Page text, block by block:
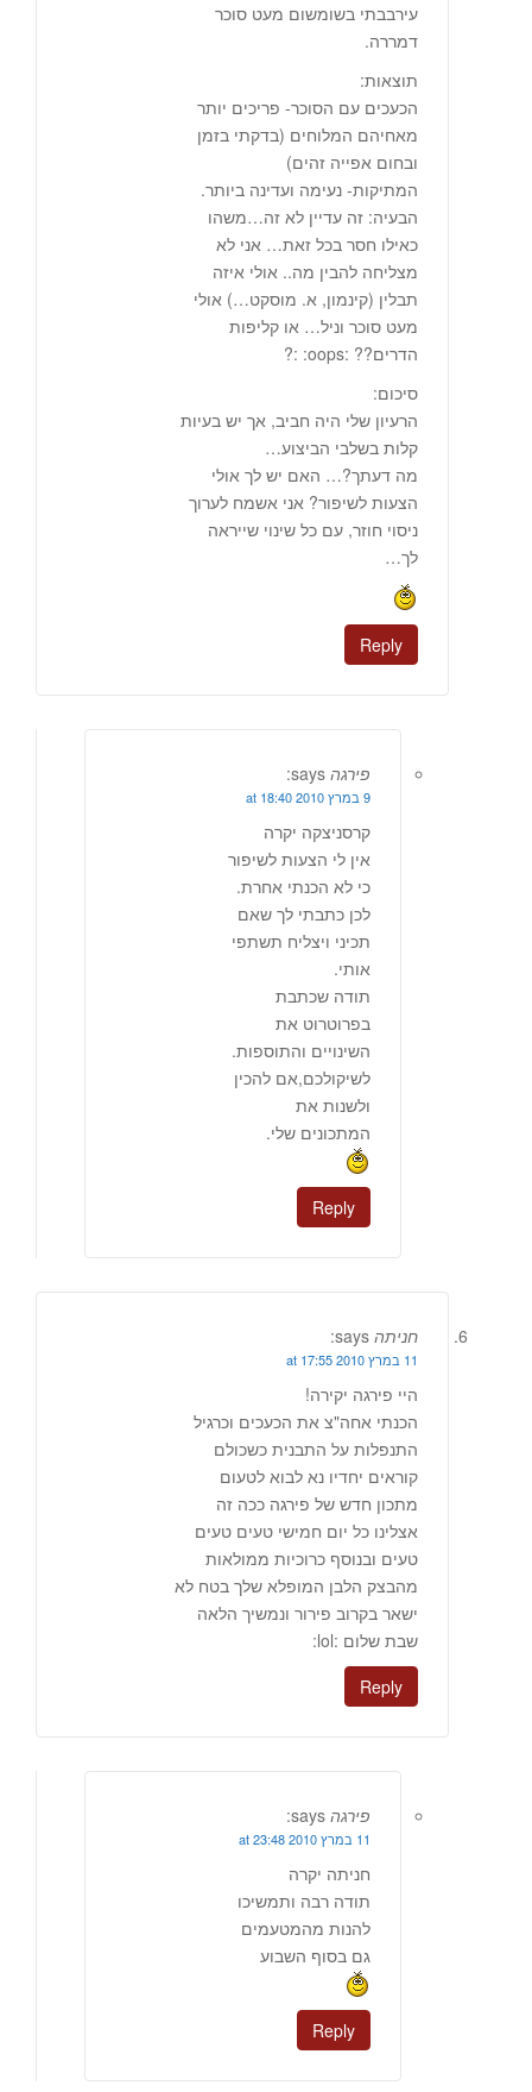
עירבבתי בשומשום מעט סוכר
דמררה.
תוצאות:
הכעכים עם הסוכר- פריכים יותר
מאחיהם המלוחים (בדקתי בזמן
ובחום אפייה זהים)
המתיקות- נעימה ועדינה ביותר.
הבעיה: זה עדיין לא זה…משהו
כאילו חסר בכל זאת… אני לא
מצליחה להבין מה.. אולי איזה
תבלין (קינמון, א. מוסקט…) אולי
מעט סוכר וניל… או קליפות
הדרים?? :oops: :?
סיכום:
הרעיון שלי היה חביב, אך יש בעיות
קלות בשלבי הביצוע…
מה דעתך?… האם יש לך אולי
הצעות לשיפור? אני אשמח לערוך
ניסוי חוזר, עם כל שינוי שייראה
לך…
Reply
פירגה says:
9 במרץ 2010 at 18:40
קרסניצקה יקרה
אין לי הצעות לשיפור
כי לא הכנתי אחרת.
לכן כתבתי לך שאם
תכיני ויצליח תשתפי
אותי.
תודה שכתבת
בפרוטרוט את
השינויים והתוספות.
לשיקולכם,אם להכין
ולשנות את
המתכונים שלי.
Reply
חניתה says:
11 במרץ 2010 at 17:55
היי פירגה יקירה!
הכנתי אחה"צ את הכעכים וכרגיל
התנפלות על התבנית כשכולם
קוראים יחדיו נא לבוא לטעום
מתכון חדש של פירגה ככה זה
אצלינו כל יום חמישי טעים טעים
טעים ובנוסף כרוכיות ממולאות
מהבצק הלבן המופלא שלך בטח לא
ישאר בקרוב פירור ונמשיך הלאה
שבת שלום :lol:
Reply
פירגה says:
11 במרץ 2010 at 23:48
חניתה יקרה
תודה רבה ותמשיכו
להנות מהמטעמים
גם בסוף השבוע
Reply